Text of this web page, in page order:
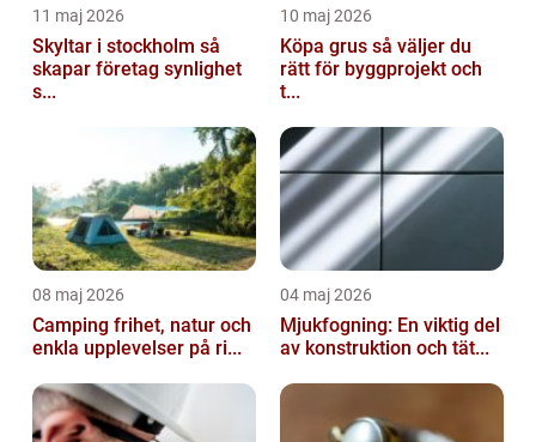
11 maj 2026
Skyltar i stockholm så
skapar företag synlighet
s...
10 maj 2026
Köpa grus så väljer du
rätt för byggprojekt och
t...
08 maj 2026
Camping frihet, natur och
enkla upplevelser på ri...
04 maj 2026
Mjukfogning: En viktig del
av konstruktion och tät...